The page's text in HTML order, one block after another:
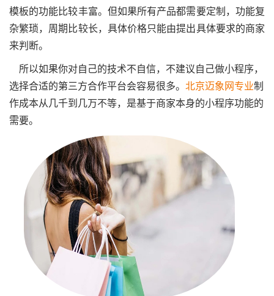
模板的功能比较丰富。但如果所有产品都需要定制，功能复
杂繁琐，周期比较长，具体价格只能由提出具体要求的商家
来判断。
所以如果你对自己的技术不自信，不建议自己做小程序，
选择合适的第三方合作平台会容易很多。 北京迈象网专业制
作成本从几千到几万不等，是基于商家本身的小程序功能的
需要。